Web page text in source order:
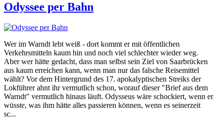
Odyssee per Bahn
Wer im Warndt lebt weiß - dort kommt er mit öffentlichen
Verkehrsmitteln kaum hin und noch viel schlechter wieder weg.
Aber wer hätte gedacht, dass man selbst sein Ziel von Saarbrücken
aus kaum erreichen kann, wenn man nur das falsche Reisemittel
wählt? Vor dem Hintergrund des 17. apokalyptischen Streiks der
Lokführer ahnt ihr vermutlich schon, worauf dieser "Brief aus dem
Warndt" vermutlich hinaus läuft. Odysseus wäre schockiert, wenn er
wüsste, was ihm hätte alles passieren können, wenn es seinerzeit
sc...